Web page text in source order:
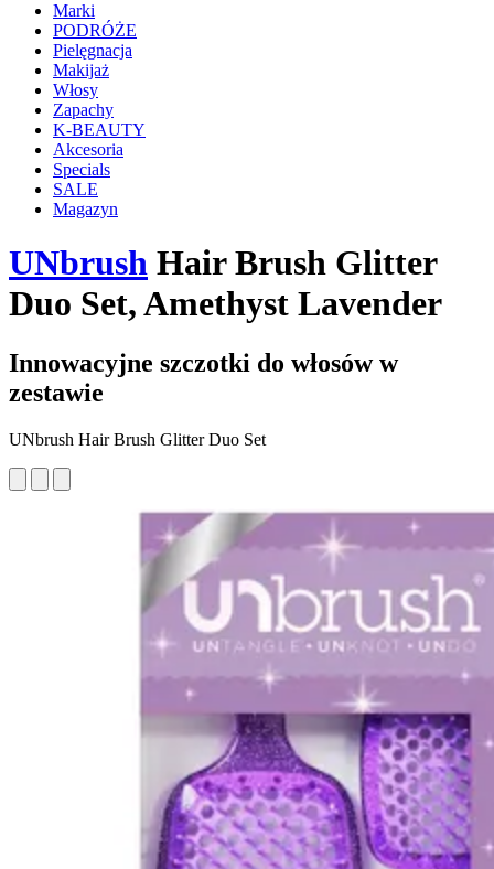
Marki
PODRÓŻE
Pielęgnacja
Makijaż
Włosy
Zapachy
K-BEAUTY
Akcesoria
Specials
SALE
Magazyn
UNbrush Hair Brush Glitter
Duo Set, Amethyst Lavender
Innowacyjne szczotki do włosów w
zestawie
UNbrush Hair Brush Glitter Duo Set